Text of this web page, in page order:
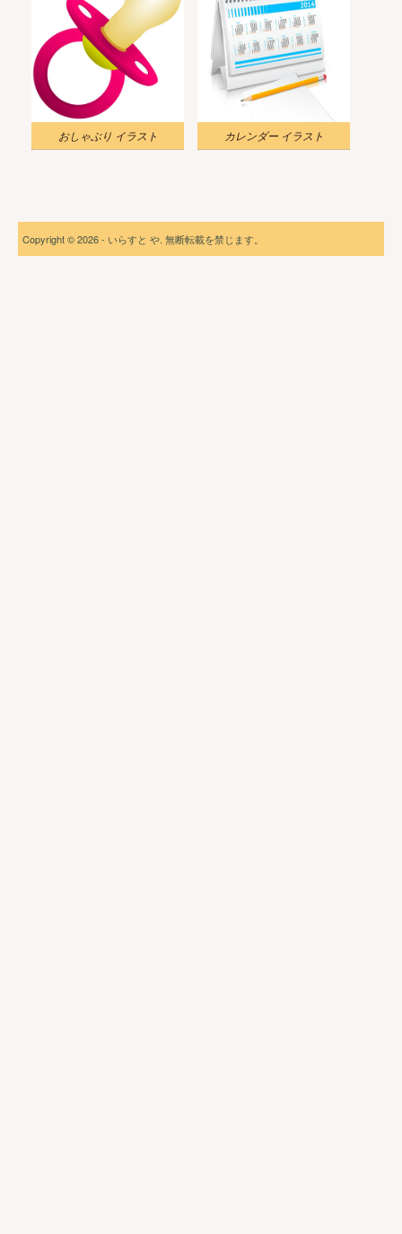
おしゃぶり イラスト カレンダー イラスト
Copyright © 2026 - いらすと や. 無断転載を禁じます。